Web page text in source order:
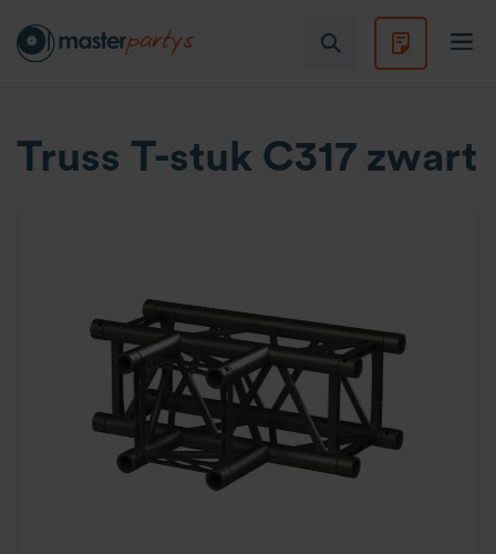
Truss T-stuk C317 zwart